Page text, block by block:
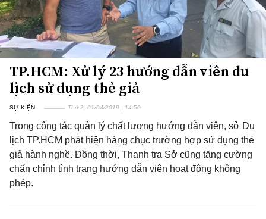
TP.HCM: Xử lý 23 hướng dẫn viên du
lịch sử dụng thẻ giả
SỰ KIỆN Thứ 2, 01/04/2019 | 14:50
Trong công tác quản lý chất lượng hướng dẫn viên, sở Du
lịch TP.HCM phát hiện hàng chục trường hợp sử dụng thẻ
giả hành nghề. Đồng thời, Thanh tra Sở cũng tăng cường
chấn chỉnh tình trạng hướng dẫn viên hoạt động không
phép.